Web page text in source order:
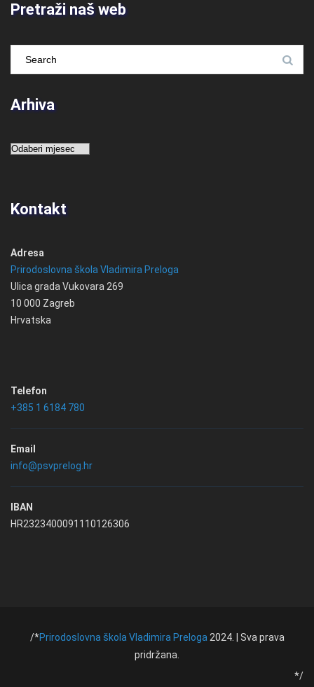
Pretraži naš web
Arhiva
Arhiva
Kontakt
Adresa
Prirodoslovna škola Vladimira Preloga
Ulica grada Vukovara 269
10 000 Zagreb
Hrvatska
Telefon
+385 1 6184 780
Email
info@psvprelog.hr
IBAN
HR2323400091110126306
/*Prirodoslovna škola Vladimira Preloga2024. | Sva prava
pridržana.
*/